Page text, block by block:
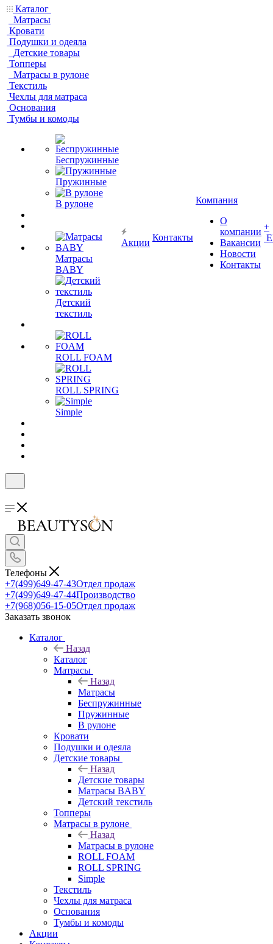
Каталог
Матрасы
Кровати
Подушки и одеяла
Детские товары
Топперы
Матрасы в рулоне
Текстиль
Чехлы для матраса
Основания
Тумбы и комоды
Беспружинные
Пружинные
В рулоне
Матрасы
BABY
Детский
текстиль
ROLL FOAM
ROLL SPRING
Simple
Акции
Контакты
Компания
О
компании
Вакансии
Новости
Контакты
+
Телефоны
+7(499)649-47-43Отдел продаж
+7(499)649-47-44Производство
+7(968)056-15-05Отдел продаж
Заказать звонок
Каталог
Назад
Каталог
Матрасы
Назад
Матрасы
Беспружинные
Пружинные
В рулоне
Кровати
Подушки и одеяла
Детские товары
Назад
Детские товары
Матрасы BABY
Детский текстиль
Топперы
Матрасы в рулоне
Назад
Матрасы в рулоне
ROLL FOAM
ROLL SPRING
Simple
Текстиль
Чехлы для матраса
Основания
Тумбы и комоды
Акции